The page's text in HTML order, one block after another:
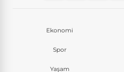
Ekonomi
Spor
Yaşam